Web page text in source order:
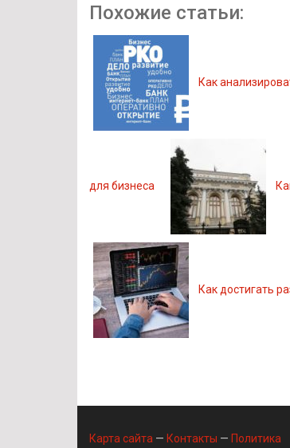
Похожие статьи:
Как
для бизнеса
Как достигать
Карта сайта — Контакты — Политика